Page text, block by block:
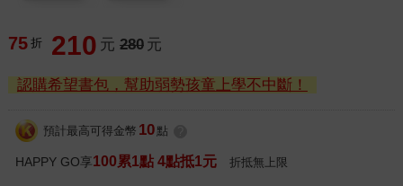
75 折 210 元 280 元
認購希望書包，幫助弱勢孩童上學不中斷！
預計最高可得金幣 10 點
HAPPY GO享100累1點 4點抵1元 折抵無上限